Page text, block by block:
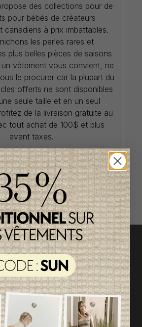
des collections pour de
pour bébés de créateurs
canadiens à prix imbattables.
les perles rares et
plus belles pièces de saisons
vêtement vous convient, ne
le procurer car la plupart du
offerts ne sont disponibles
seule taille et en un seul
de la livraison gratuite au
tout achat de 100$ et plus
avant taxes.
ACCÈS RAPIDE
par catégorie